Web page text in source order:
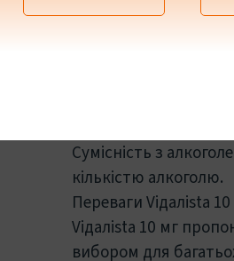
Ваше загальне
Вік: Вік може
Сумісність з
кількістю алкоголю.
Переваги Viдaлista
Viдaлista 10 мг
вибором для